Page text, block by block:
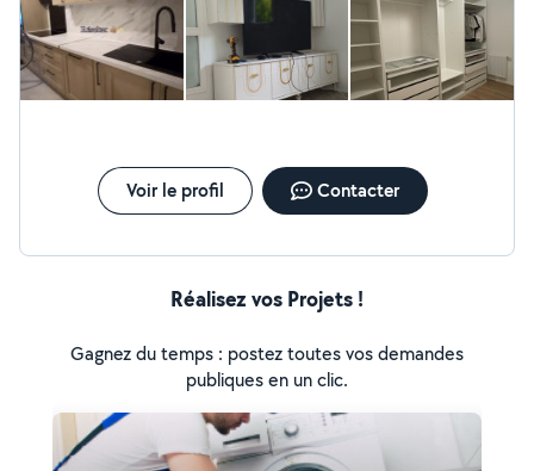
Voir le profil Contacter
Réalisez vos Projets !
Gagnez du temps : postez toutes vos demandes
publiques en un clic.